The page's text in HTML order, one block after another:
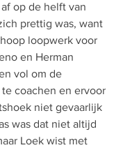
op de helft van
prettig was, want
loopwerk voor
en Herman
vol om de
coachen en ervoor
niet gevaarlijk
was dat niet altijd
Loek wist met